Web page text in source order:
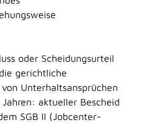
oder Scheidungsurteil
gerichtliche
Unterhaltsansprüchen
aktueller Bescheid
SGB II (Jobcenter-